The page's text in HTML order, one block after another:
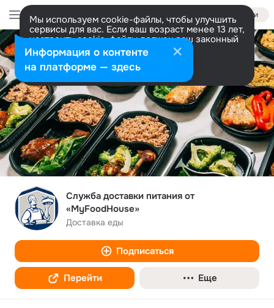
Войти
Мы используем cookie-файлы, чтобы улучшить
сервисы для вас. Если ваш возраст менее 13 лет,
настроить cookie-файлы должен ваш законный
представитель. Больше информации
Разрешить все Настроить
Служба доставки питания от
«MyFoodHouse»
Доставка еды
Подписаться
Перейти Еще
Информация о контенте
на платформе — здесь